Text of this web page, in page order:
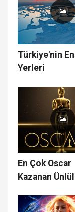
Türkiye'nin En
Yerleri
En Çok Oscar
Kazanan